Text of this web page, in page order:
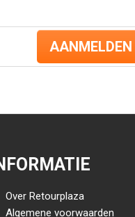
AANMELDEN
Over Retourplaza
Algemene voorwaarden